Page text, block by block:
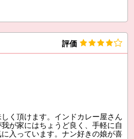
評価
く頂けます。インドカレー屋さん
が家にはちょうど良く、手軽に自
入っています。ナン好きの娘が喜